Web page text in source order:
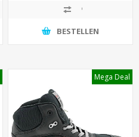
BESTELLEN
Mega Deal